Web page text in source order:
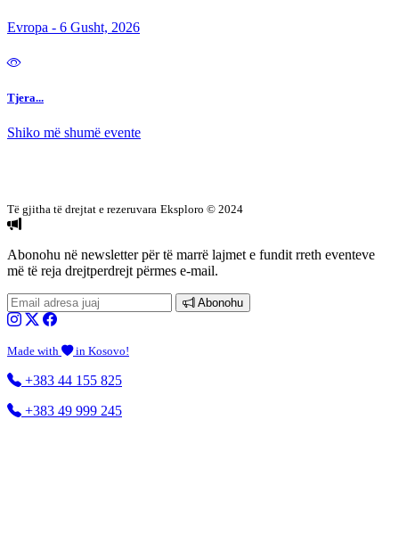
Evropa - 6 Gusht, 2026
Tjera...
Shiko më shumë evente
Të gjitha të drejtat e rezeruvara Eksploro © 2024
Abonohu në newsletterpër të marrë lajmet e fundit rreth eventeve
më të reja drejtperdrejt përmes e-mail.
Abonohu
Made with in Kosovo!
+383 44 155 825
+383 49 999 245